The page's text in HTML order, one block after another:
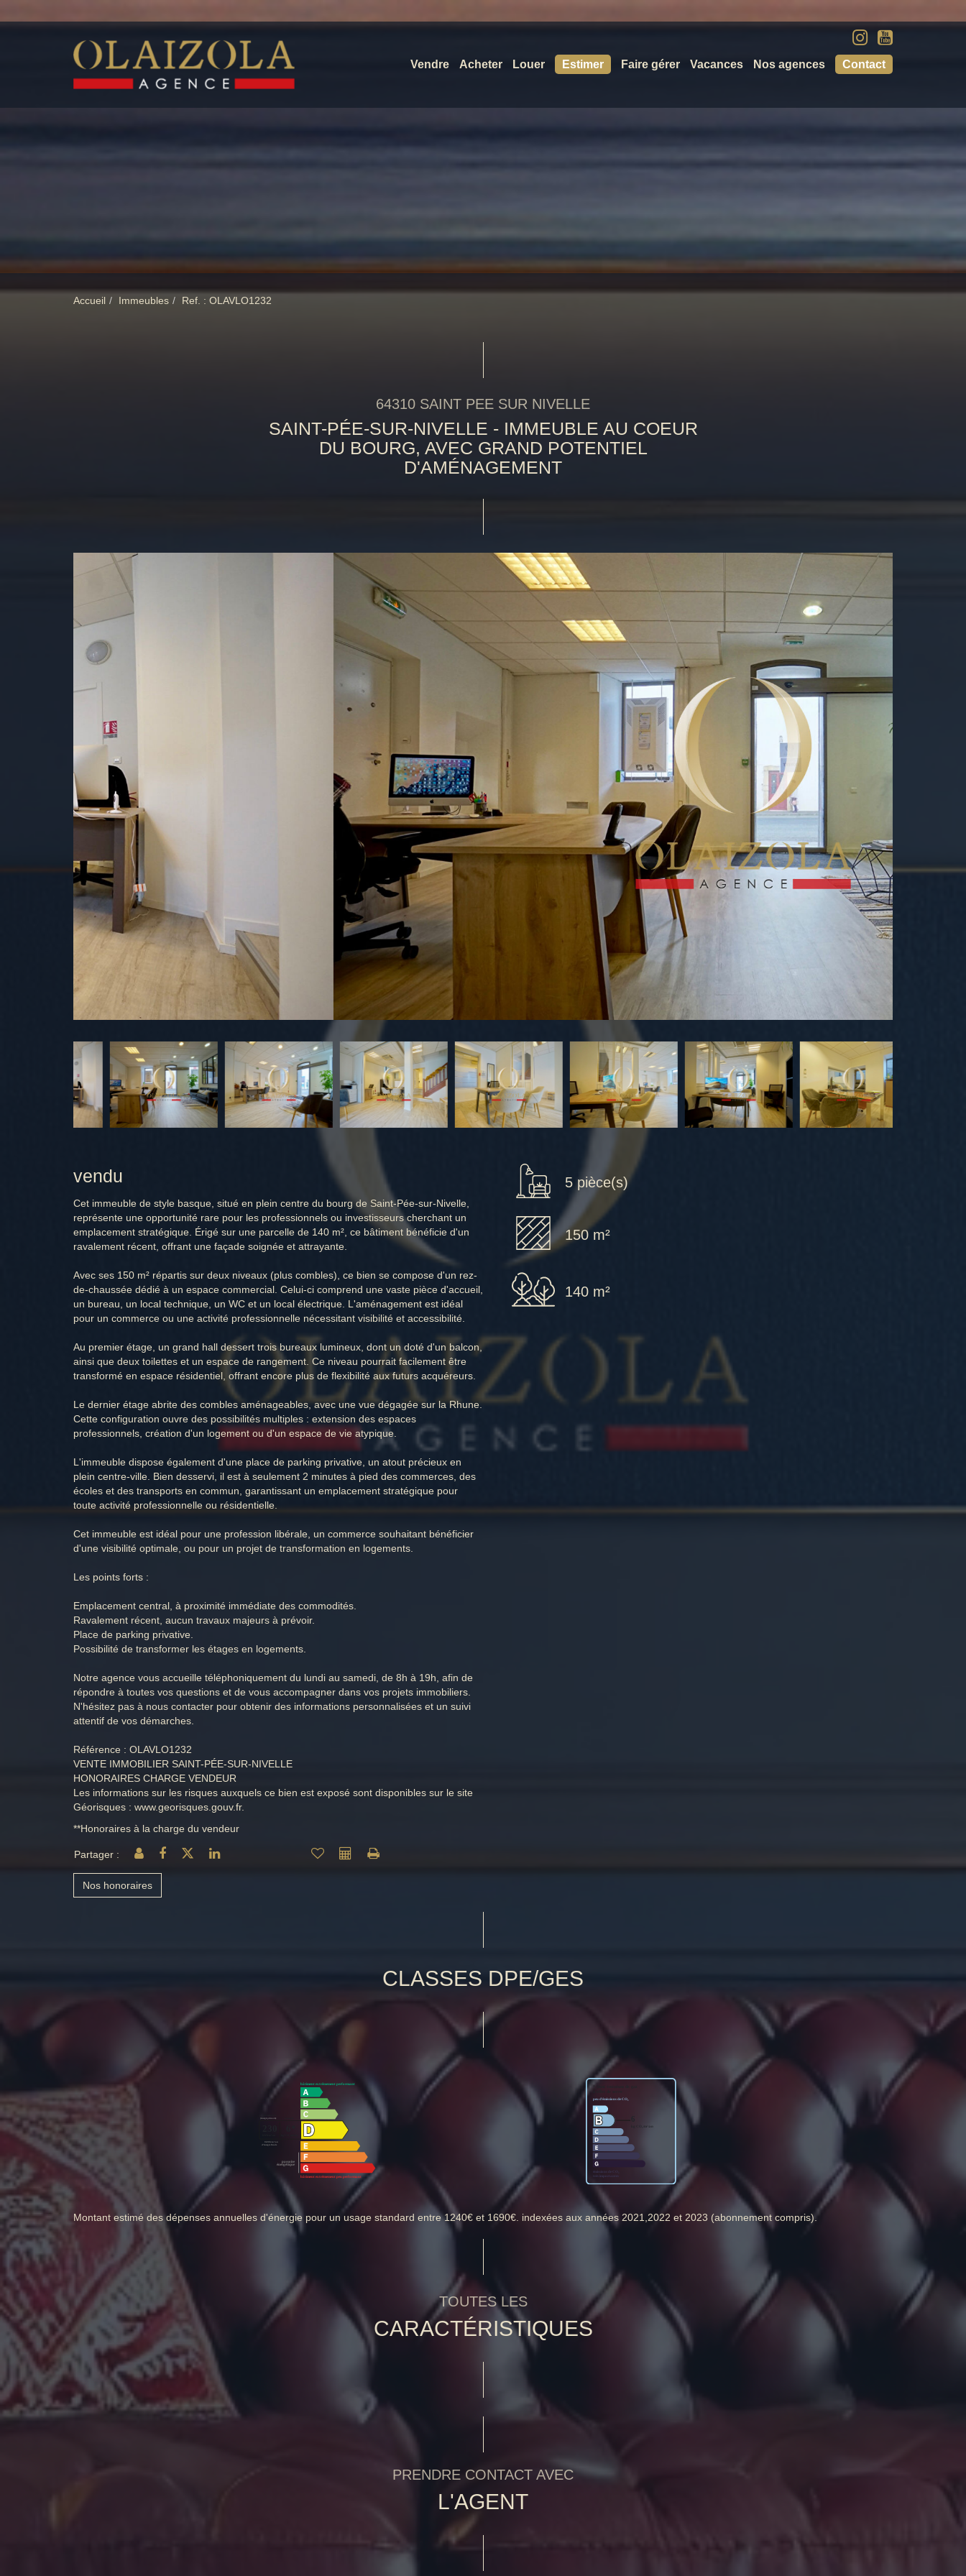
Vendre Acheter Louer Estimer Faire gérer Vacances Nos agences Contact
Accueil Immeubles Ref. : OLAVLO1232
64310 SAINT PEE SUR NIVELLE
SAINT-PÉE-SUR-NIVELLE - IMMEUBLE AU COEUR
DU BOURG, AVEC GRAND POTENTIEL
D'AMÉNAGEMENT
vendu
Cet immeuble de style basque, situé en plein centre du bourg de Saint-Pée-sur-Nivelle,
représente une opportunité rare pour les professionnels ou investisseurs cherchant un
emplacement stratégique. Érigé sur une parcelle de 140 m², ce bâtiment bénéficie d'un
ravalement récent, offrant une façade soignée et attrayante.
Avec ses 150 m² répartis sur deux niveaux (plus combles), ce bien se compose d'un rez-
de-chaussée dédié à un espace commercial. Celui-ci comprend une vaste pièce d'accueil,
un bureau, un local technique, un WC et un local électrique. L'aménagement est idéal
pour un commerce ou une activité professionnelle nécessitant visibilité et accessibilité.
Au premier étage, un grand hall dessert trois bureaux lumineux, dont un doté d'un balcon,
ainsi que deux toilettes et un espace de rangement. Ce niveau pourrait facilement être
transformé en espace résidentiel, offrant encore plus de flexibilité aux futurs acquéreurs.
Le dernier étage abrite des combles aménageables, avec une vue dégagée sur la Rhune.
Cette configuration ouvre des possibilités multiples : extension des espaces
professionnels, création d'un logement ou d'un espace de vie atypique.
L'immeuble dispose également d'une place de parking privative, un atout précieux en
plein centre-ville. Bien desservi, il est à seulement 2 minutes à pied des commerces, des
écoles et des transports en commun, garantissant un emplacement stratégique pour
toute activité professionnelle ou résidentielle.
Cet immeuble est idéal pour une profession libérale, un commerce souhaitant bénéficier
d'une visibilité optimale, ou pour un projet de transformation en logements.
Les points forts :
Emplacement central, à proximité immédiate des commodités.
Ravalement récent, aucun travaux majeurs à prévoir.
Place de parking privative.
Possibilité de transformer les étages en logements.
Notre agence vous accueille téléphoniquement du lundi au samedi, de 8h à 19h, afin de
répondre à toutes vos questions et de vous accompagner dans vos projets immobiliers.
N'hésitez pas à nous contacter pour obtenir des informations personnalisées et un suivi
attentif de vos démarches.
Référence : OLAVLO1232
VENTE IMMOBILIER SAINT-PÉE-SUR-NIVELLE
HONORAIRES CHARGE VENDEUR
Les informations sur les risques auxquels ce bien est exposé sont disponibles sur le site
Géorisques : www.georisques.gouv.fr.
**Honoraires à la charge du vendeur
Partager :
Nos honoraires
5 pièce(s)
150 m²
140 m²
CLASSES DPE/GES
Montant estimé des dépenses annuelles d'énergie pour un usage standard entre 1240€ et 1690€. indexées aux années 2021,2022 et 2023 (abonnement compris).
TOUTES LES
CARACTÉRISTIQUES
PRENDRE CONTACT AVEC
L'AGENT